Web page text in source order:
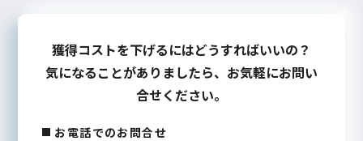
獲得コストを下げるにはどうすればいいの？
気になることがありましたら、お気軽にお問い
合せください。
お電話でのお問合せ